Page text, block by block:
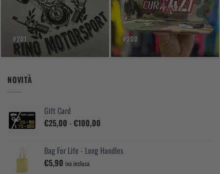
#201 #200
NOVITÀ
Gift Card
€25,00 - €100,00
da
Bag For Life - Long Handles
€5,90 iva inclusa